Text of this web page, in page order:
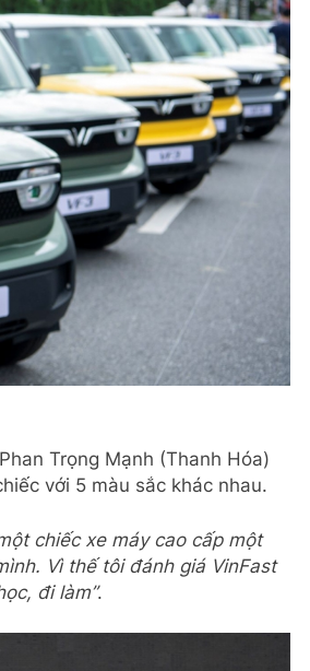
Trọng Mạnh (Thanh Hóa)
với 5 màu sắc khác nhau.
chiếc xe máy cao cấp một
Vì thế tôi đánh giá VinFast
đi làm”.